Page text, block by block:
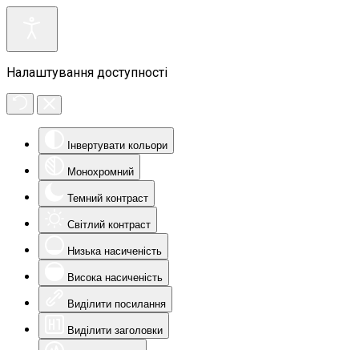
Налаштування доступності
Інвертувати кольори
Монохромний
Темний контраст
Світлий контраст
Низька насиченість
Висока насиченість
Виділити посилання
Виділити заголовки